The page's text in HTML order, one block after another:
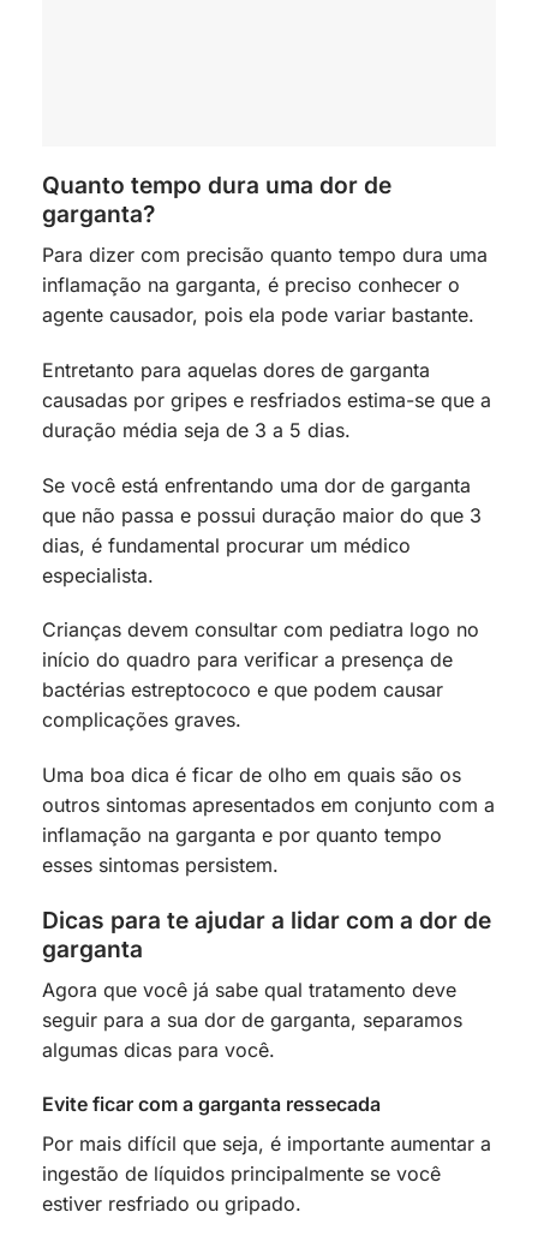
Quanto tempo dura uma dor de
garganta?
Para dizer com precisão quanto tempo dura uma
inflamação na garganta, é preciso conhecer o
agente causador, pois ela pode variar bastante.
Entretanto para aquelas dores de garganta
causadas por gripes e resfriados estima-se que a
duração média seja de 3 a 5 dias.
Se você está enfrentando uma dor de garganta
que não passa e possui duração maior do que 3
dias, é fundamental procurar um médico
especialista.
Crianças devem consultar com pediatra logo no
início do quadro para verificar a presença de
bactérias estreptococo e que podem causar
complicações graves.
Uma boa dica é ficar de olho em quais são os
outros sintomas apresentados em conjunto com a
inflamação na garganta e por quanto tempo
esses sintomas persistem.
Dicas para te ajudar a lidar com a dor de
garganta
Agora que você já sabe qual tratamento deve
seguir para a sua dor de garganta, separamos
algumas dicas para você.
Evite ficar com a garganta ressecada
Por mais difícil que seja, é importante aumentar a
ingestão de líquidos principalmente se você
estiver resfriado ou gripado.